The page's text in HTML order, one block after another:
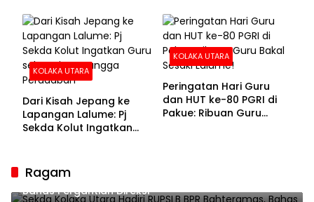
KOLAKA UTARA
Dari Kisah Jepang ke
Lapangan Lalume: Pj
Sekda Kolut Ingatkan
KOLAKA UTARA
Peringatan Hari Guru
dan HUT ke-80 PGRI di
Pakue: Ribuan Guru
Ragam
Sekda Kolaka Utara Hadiri RUPSLB BPR Bahteramas,
Bahas Pergantian Direksi